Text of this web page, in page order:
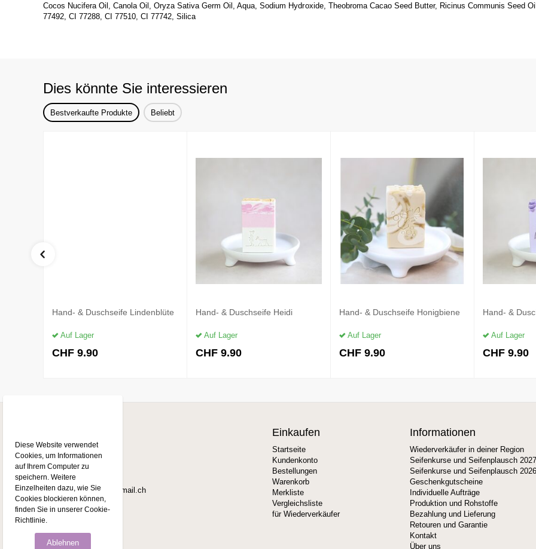
Cocos Nucifera Oil, Canola Oil, Oryza Sativa Germ Oil, Aqua, Sodium Hydroxide, Theobroma Cacao Seed Butter, Ricinus Communis Seed
77492, CI 77288, CI 77510, CI 77742, Silica
Dies könnte Sie interessieren
Bestverkaufte Produkte Beliebt
Hand- & Duschseife Lindenblüte
Auf Lager
CHF9.90
Hand- & Duschseife Heidi
Auf Lager
CHF9.90
Hand- & Duschseife Honigbiene
Auf Lager
CHF9.90
Hand- &
Auf Lager
CHF9.90
Seifenstück.ch
Seestrasse 42
3700 Spiez
Telefon0792559284
E-MailSeifenstueck@mail.ch
Einkaufen
Startseite
Kundenkonto
Bestellungen
Warenkorb
Merkliste
Vergleichsliste
für Wiederverkäufer
Informationen
Wiederverkäufer in deiner Region
Seifenkurse und Seifenplausch 2027
Seifenkurse und Seifenplausch 2026
Geschenkgutscheine
Individuelle Aufträge
Produktion und Rohstoffe
Bezahlung und Lieferung
Retouren und Garantie
Kontakt
Über uns
Diese Website verwendet
Cookies, um Informationen
auf Ihrem Computer zu
speichern. Weitere
Einzelheiten dazu, wie Sie
Cookies blockieren können,
finden Sie in unserer Cookie-
Richtlinie.
Ablehnen